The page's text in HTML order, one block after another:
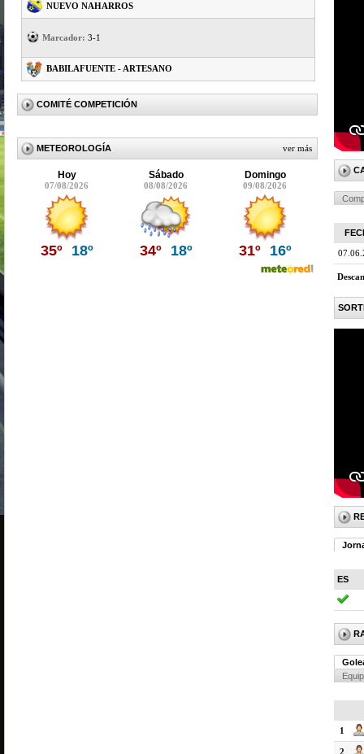
NUEVO NAHARROS
Marcador: 3-1
BABILAFUENTE - ARTESANO
COMITÉ COMPETICIÓN
METEOROLOGÍA ver más
Hoy
07/08/2026
35º 18º
Sábado
08/08/2026
34º 18º
Domingo
09/08/2026
31º 16º
ES
1
2